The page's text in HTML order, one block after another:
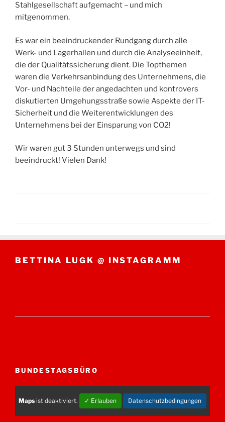
Stahlgesellschaft aufgemacht – und mich
mitgenommen.
Es war ein beeindruckender Rundgang durch alle
Werk- und Lagerhallen und durch die Analyseeinheit,
die der Qualitätssicherung dient. Die Topthemen
waren die Verkehrsanbindung des Unternehmens, die
Vor- und Nachteile der angedachten und kontrovers
diskutierten Umgehungsstraße sowie Aspekte der IT-
Sicherheit und die Weiterentwicklungen des
Unternehmens bei der Einsparung von CO2!
Wir waren gut 3 Stunden unterwegs und sind
beeindruckt! Vielen Dank!
BETTINA LUGK @ INSTAGRAMM
BUNDESTAGSBÜRO
Maps ist deaktiviert. ✓ Erlauben Datenschutzbedingungen